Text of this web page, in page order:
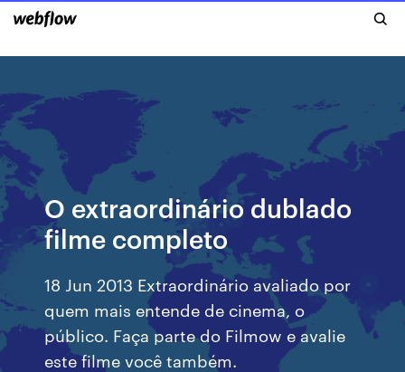
O extraordinário dublado
filme completo
18 Jun 2013 Extraordinário avaliado por
quem mais entende de cinema, o
público. Faça parte do Filmow e avalie
este filme você também.